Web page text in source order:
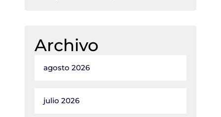
Archivo
agosto 2026
julio 2026